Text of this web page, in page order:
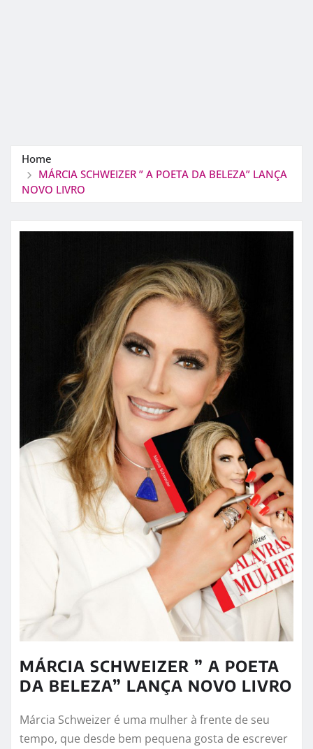
Home
MÁRCIA SCHWEIZER ” A POETA DA BELEZA” LANÇA
NOVO LIVRO
MÁRCIA SCHWEIZER ” A POETA
DA BELEZA” LANÇA NOVO LIVRO
Márcia Schweizer é uma mulher à frente de seu
tempo, que desde bem pequena gosta de escrever